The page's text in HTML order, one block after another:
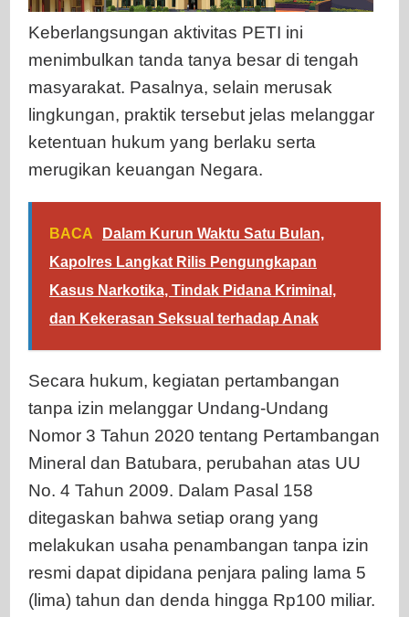
Keberlangsungan aktivitas PETI ini
menimbulkan tanda tanya besar di tengah
masyarakat. Pasalnya, selain merusak
lingkungan, praktik tersebut jelas melanggar
ketentuan hukum yang berlaku serta
merugikan keuangan Negara.
BACA
Dalam Kurun Waktu Satu Bulan,
Kapolres Langkat Rilis Pengungkapan
Kasus Narkotika, Tindak Pidana Kriminal,
dan Kekerasan Seksual terhadap Anak
Secara hukum, kegiatan pertambangan
tanpa izin melanggar Undang-Undang
Nomor 3 Tahun 2020 tentang Pertambangan
Mineral dan Batubara, perubahan atas UU
No. 4 Tahun 2009. Dalam Pasal 158
ditegaskan bahwa setiap orang yang
melakukan usaha penambangan tanpa izin
resmi dapat dipidana penjara paling lama 5
(lima) tahun dan denda hingga Rp100 miliar.